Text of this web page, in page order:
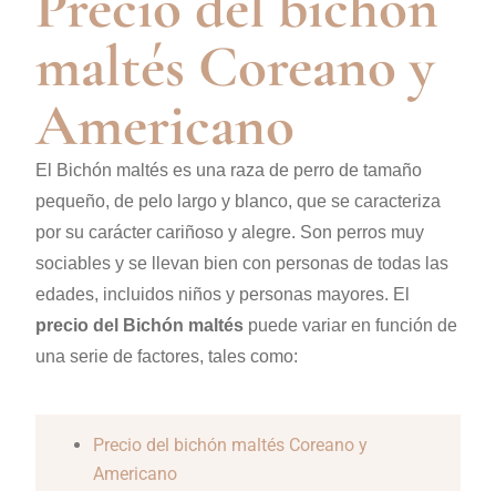
maltés Coreano y
Americano
El Bichón maltés es una raza de perro de tamaño
pequeño, de pelo largo y blanco, que se caracteriza
por su carácter cariñoso y alegre. Son perros muy
sociables y se llevan bien con personas de todas las
edades, incluidos niños y personas mayores. El
precio del Bichón maltés puede variar en función de
una serie de factores, tales como:
Precio del bichón maltés Coreano y
Americano